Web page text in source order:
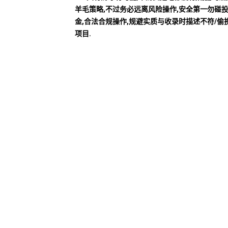
羊毛策略,不过务必远离风险操作,安全第一勿碰
金,合法合规操作,规避实质与收录时描述不符/偷
项目.